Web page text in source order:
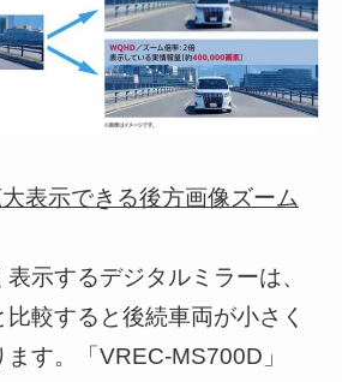
表示できる後方画像ズーム
示するデジタルミラーは、
較すると後続車両が小さく
す。「VREC-MS700D」